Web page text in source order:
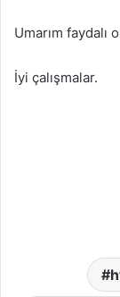
Umarım faydalı
İyi çalışmalar.